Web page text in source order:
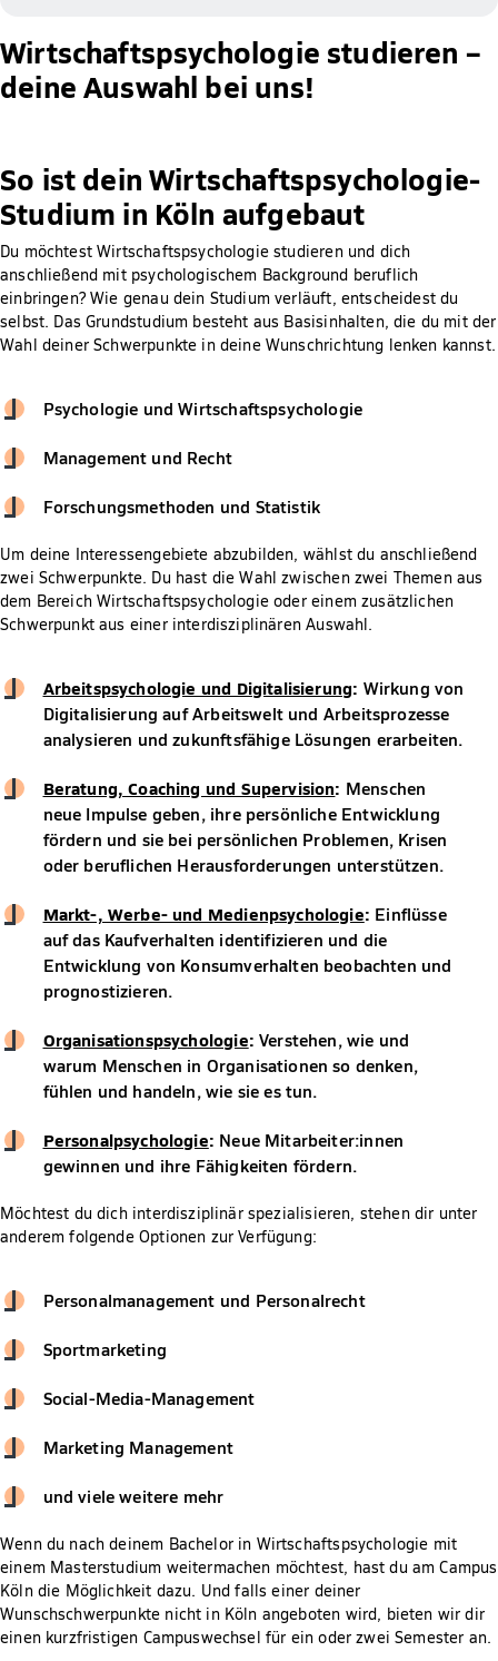
Wirtschaftspsychologie studieren –
deine Auswahl bei uns!
So ist dein Wirtschaftspsychologie-
Studium in Köln aufgebaut
Du möchtest Wirtschaftspsychologie studieren und dich
anschließend mit psychologischem Background beruflich
einbringen? Wie genau dein Studium verläuft, entscheidest du
selbst. Das Grundstudium besteht aus Basisinhalten, die du mit der
Wahl deiner Schwerpunkte in deine Wunschrichtung lenken kannst.
Psychologie und Wirtschaftspsychologie
Management und Recht
Forschungsmethoden und Statistik
Um deine Interessengebiete abzubilden, wählst du anschließend
zwei Schwerpunkte. Du hast die Wahl zwischen zwei Themen aus
dem Bereich Wirtschaftspsychologie oder einem zusätzlichen
Schwerpunkt aus einer interdisziplinären Auswahl.
Arbeitspsychologie und Digitalisierung: Wirkung von
Digitalisierung auf Arbeitswelt und Arbeitsprozesse
analysieren und zukunftsfähige Lösungen erarbeiten.
Beratung, Coaching und Supervision: Menschen
neue Impulse geben, ihre persönliche Entwicklung
fördern und sie bei persönlichen Problemen, Krisen
oder beruflichen Herausforderungen unterstützen.
Markt-, Werbe- und Medienpsychologie: Einflüsse
auf das Kaufverhalten identifizieren und die
Entwicklung von Konsumverhalten beobachten und
prognostizieren.
Organisationspsychologie: Verstehen, wie und
warum Menschen in Organisationen so denken,
fühlen und handeln, wie sie es tun.
Personalpsychologie: Neue Mitarbeiter:innen
gewinnen und ihre Fähigkeiten fördern.
Möchtest du dich interdisziplinär spezialisieren, stehen dir unter
anderem folgende Optionen zur Verfügung:
Personalmanagement und Personalrecht
Sportmarketing
Social-Media-Management
Marketing Management
und viele weitere mehr
Wenn du nach deinem Bachelor in Wirtschaftspsychologie mit
einem Masterstudium weitermachen möchtest, hast du am Campus
Köln die Möglichkeit dazu. Und falls einer deiner
Wunschschwerpunkte nicht in Köln angeboten wird, bieten wir dir
einen kurzfristigen Campuswechsel für ein oder zwei Semester an.